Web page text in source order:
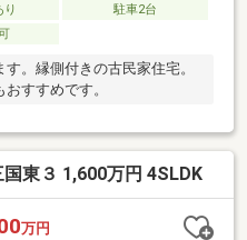
り
駐車2台
。縁側付きの古民家住宅。
すすめです。
東３ 1,600万円 4SLDK
万円